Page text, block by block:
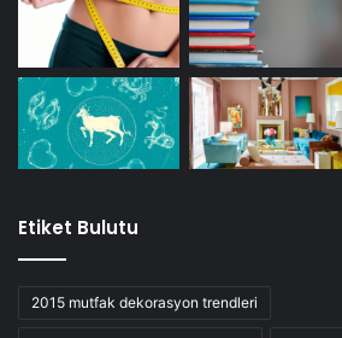
Etiket Bulutu
2015 mutfak dekorasyon trendleri